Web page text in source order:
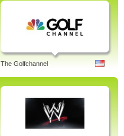
The Golfchannel